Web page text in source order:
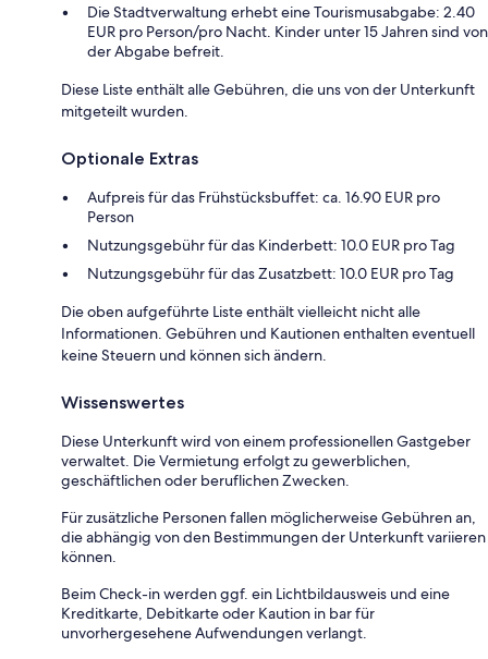
Die Stadtverwaltung erhebt eine Tourismusabgabe: 2.40
EUR pro Person/pro Nacht. Kinder unter 15 Jahren sind von
der Abgabe befreit.
Diese Liste enthält alle Gebühren, die uns von der Unterkunft
mitgeteilt wurden.
Optionale Extras
Aufpreis für das Frühstücksbuffet: ca. 16.90 EUR pro
Person
Nutzungsgebühr für das Kinderbett: 10.0 EUR pro Tag
Nutzungsgebühr für das Zusatzbett: 10.0 EUR pro Tag
Die oben aufgeführte Liste enthält vielleicht nicht alle
Informationen. Gebühren und Kautionen enthalten eventuell
keine Steuern und können sich ändern.
Wissenswertes
Diese Unterkunft wird von einem professionellen Gastgeber
verwaltet. Die Vermietung erfolgt zu gewerblichen,
geschäftlichen oder beruflichen Zwecken.
Für zusätzliche Personen fallen möglicherweise Gebühren an,
die abhängig von den Bestimmungen der Unterkunft variieren
können.
Beim Check-in werden ggf. ein Lichtbildausweis und eine
Kreditkarte, Debitkarte oder Kaution in bar für
unvorhergesehene Aufwendungen verlangt.